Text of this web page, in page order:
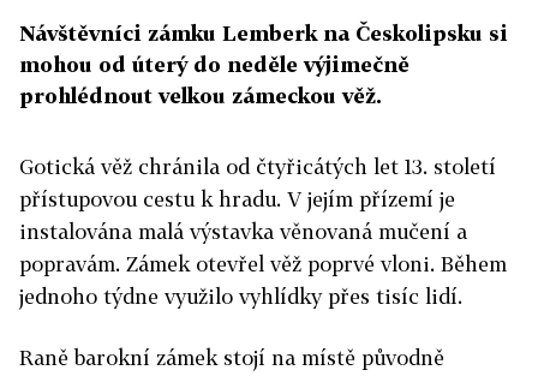
Návštěvníci zámku Lemberk na Českolipsku si
mohou od úterý do neděle výjimečně
prohlédnout velkou zámeckou věž.
Gotická věž chránila od čtyřicátých let 13. století
přístupovou cestu k hradu. V jejím přízemí je
instalována malá výstavka věnovaná mučení a
popravám. Zámek otevřel věž poprvé vloni. Během
jednoho týdne využilo vyhlídky přes tisíc lidí.
Raně barokní zámek stojí na místě původně